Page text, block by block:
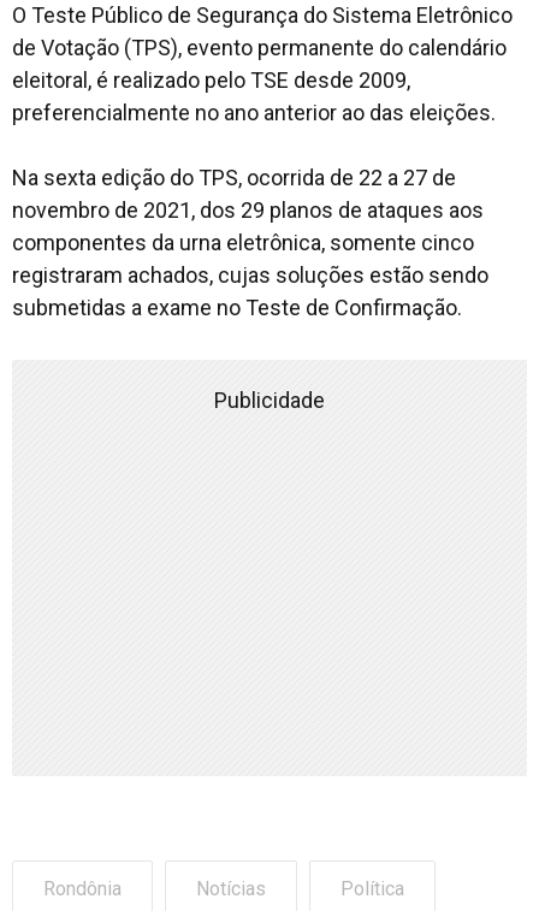
O Teste Público de Segurança do Sistema Eletrônico
de Votação (TPS), evento permanente do calendário
eleitoral, é realizado pelo TSE desde 2009,
preferencialmente no ano anterior ao das eleições.
Na sexta edição do TPS, ocorrida de 22 a 27 de
novembro de 2021, dos 29 planos de ataques aos
componentes da urna eletrônica, somente cinco
registraram achados, cujas soluções estão sendo
submetidas a exame no Teste de Confirmação.
Publicidade
Rondônia Notícias Política